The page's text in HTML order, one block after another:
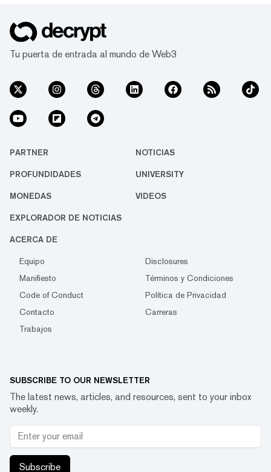
Tu puerta de entrada al mundo de Web3
PARTNER NOTICIAS
PROFUNDIDADES UNIVERSITY
MONEDAS VIDEOS
EXPLORADOR DE NOTICIAS
ACERCA DE
Equipo
Disclosures
Manifiesto
Términos y Condiciones
Code of Conduct
Política de Privacidad
Contacto
Carreras
Trabajos
SUBSCRIBE TO OUR NEWSLETTER
The latest news, articles, and resources, sent to your inbox
weekly.
Subscribe